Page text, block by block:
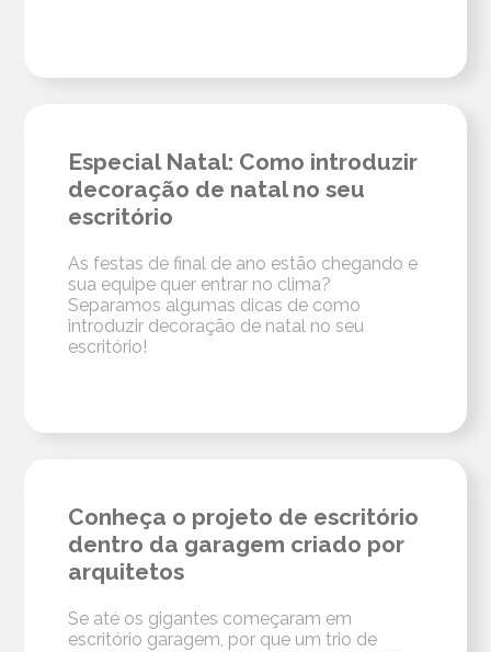
Especial Natal: Como introduzir
decoração de natal no seu
escritório
As festas de final de ano estão chegando e
sua equipe quer entrar no clima?
Separamos algumas dicas de como
introduzir decoração de natal no seu
escritório!
Conheça o projeto de escritório
dentro da garagem criado por
arquitetos
Se até os gigantes começaram em
escritório garagem, por que um trio de